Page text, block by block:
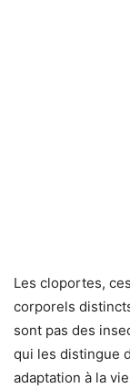
Les cloportes,
corporels
sont pas des
qui les distingue
adaptation à la